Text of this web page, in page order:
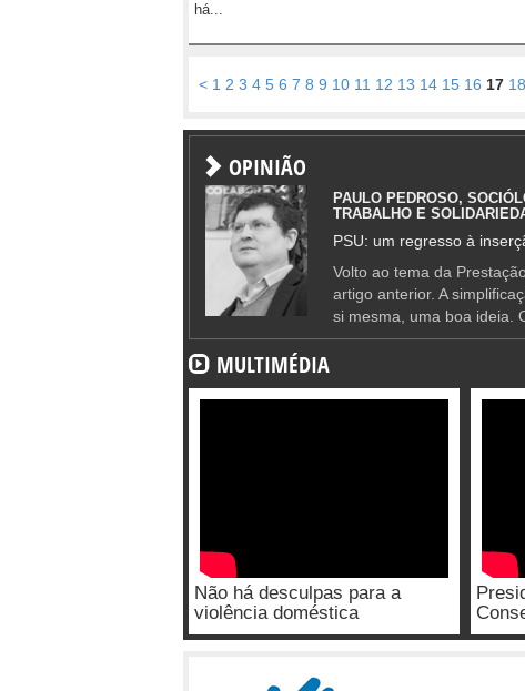
há...
< 1 2 3 4 5 6 7 8 9 10 11 12 13 14 15 16 17 18
OPINIÃO
PAULO PEDROSO,
TRABALHO E
PSU: um regresso à
Volto ao tema da
artigo anterior. A
si mesma, uma boa ideia.
MULTIMÉDIA
Não há desculpas para a
violência doméstica